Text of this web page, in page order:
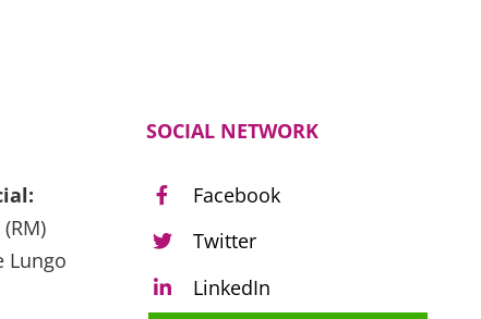
Lungo
SOCIAL NETWORK
Facebook
Twitter
LinkedIn